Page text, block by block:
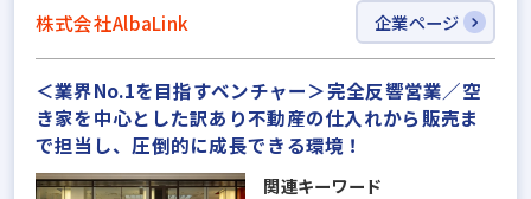
株式会社AlbaLink 企業ページ
＜業界No.1を目指すベンチャー＞完全反響営業／空
き家を中心とした訳あり不動産の仕入れから販売ま
で担当し、圧倒的に成長できる環境！
関連キーワード